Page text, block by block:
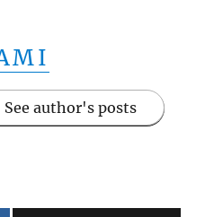
See author's posts